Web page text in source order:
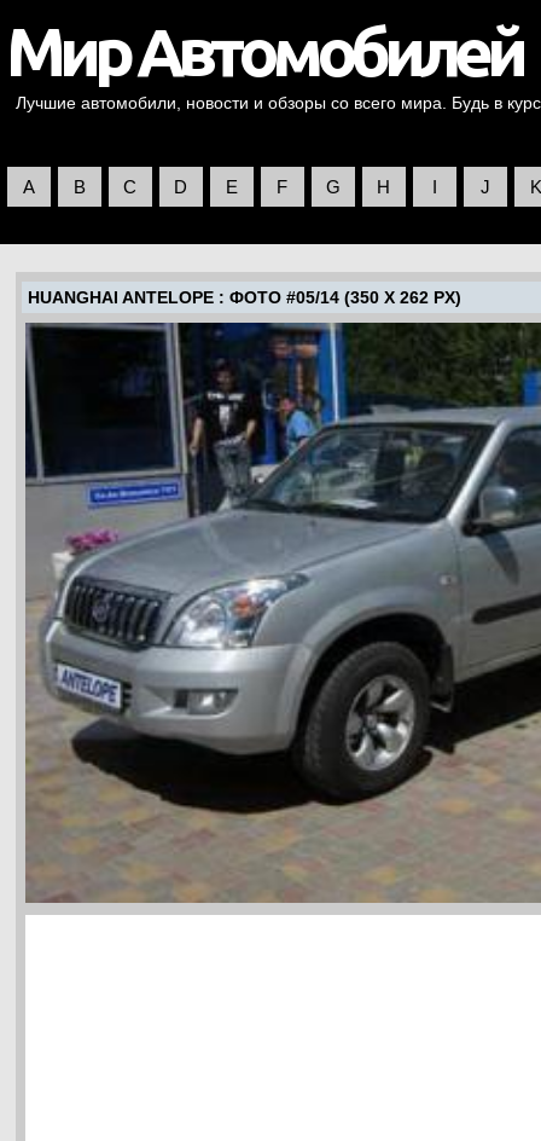
Лучшие автомобили, новости и обзоры со всего мира. Будь в
A B C D E F G H I J K
HUANGHAI ANTELOPE : ФОТО #05/14 (350 X 262 PX)